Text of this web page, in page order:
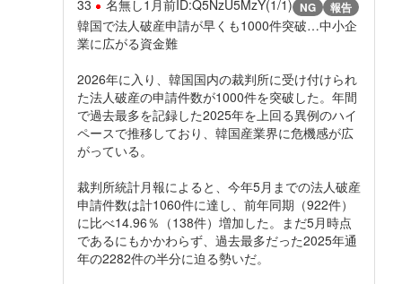
33 名無し1月前ID:Q5NzU5MzY(1/1) NG 報告
韓国で法人破産申請が早くも1000件突破…中小企
業に広がる資金難
2026年に入り、韓国国内の裁判所に受け付けられ
た法人破産の申請件数が1000件を突破した。年間
で過去最多を記録した2025年を上回る異例のハイ
ペースで推移しており、韓国産業界に危機感が広
がっている。
裁判所統計月報によると、今年5月までの法人破産
申請件数は計1060件に達し、前年同期（922件）
に比べ14.96％（138件）増加した。まだ5月時点
であるにもかかわらず、過去最多だった2025年通
年の2282件の半分に迫る勢いだ。